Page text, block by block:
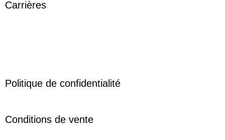
Carrières
Politique de confidentialité
Conditions de vente